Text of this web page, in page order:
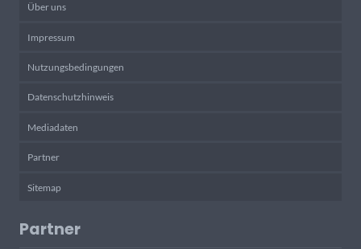
Über uns
Impressum
Nutzungsbedingungen
Datenschutzhinweis
Mediadaten
Partner
Sitemap
Partner